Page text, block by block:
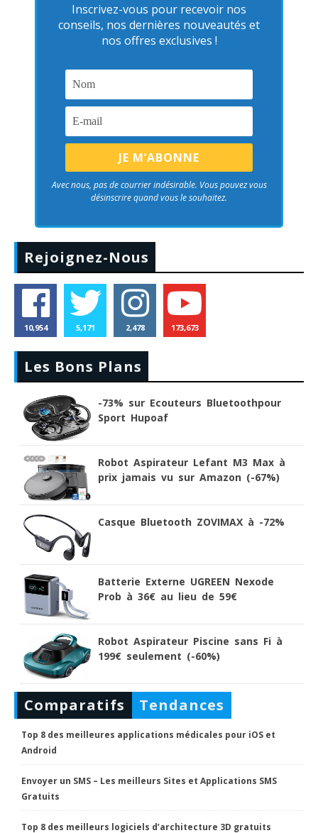
Inscrivez-vous pour recevoir nos
conseils, nos dernières nouveautés et
nos offres exclusives !
Avec nous, pas de courrier indésirable. Vous pouvez vous
désinscrire quand vous le souhaitez.
Rejoignez-Nous
10,954 5,171 2,478 173,673
Les Bons Plans
-73% sur Ecouteurs Bluetoothpour
Sport Hupoaf
Robot Aspirateur Lefant M3 Max à
prix jamais vu sur Amazon (-67%)
Casque Bluetooth ZOVIMAX à -72%
Batterie Externe UGREEN Nexode
Prob à 36€ au lieu de 59€
Robot Aspirateur Piscine sans Fi à
199€ seulement (-60%)
Comparatifs Tendances
Top 8 des meilleures applications médicales pour iOS et
Android
Envoyer un SMS – Les meilleurs Sites et Applications SMS
Gratuits
Top 8 des meilleurs logiciels d’architecture 3D gratuits